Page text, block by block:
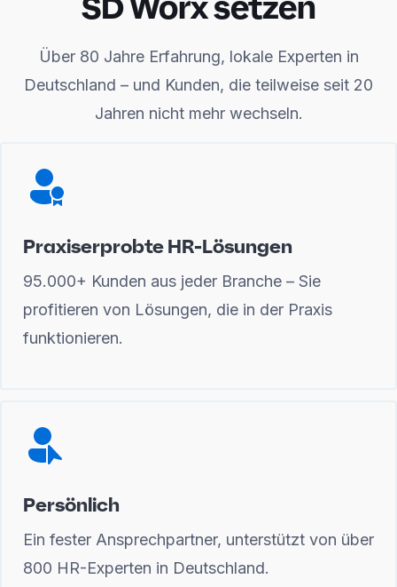
Über 80 Jahre Erfahrung, lokale Experten in
Deutschland – und Kunden, die teilweise seit 20
Jahren nicht mehr wechseln.
Praxiserprobte HR-Lösungen
95.000+ Kunden aus jeder Branche – Sie
profitieren von Lösungen, die in der Praxis
funktionieren.
Persönlich
Ein fester Ansprechpartner, unterstützt von über
800 HR-Experten in Deutschland.